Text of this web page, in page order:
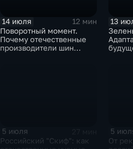
14 июля
12 мин
Поворотный момент.
Почему отечественные
производители шин
13
5 июля
Российский "Скиф": как
5
От